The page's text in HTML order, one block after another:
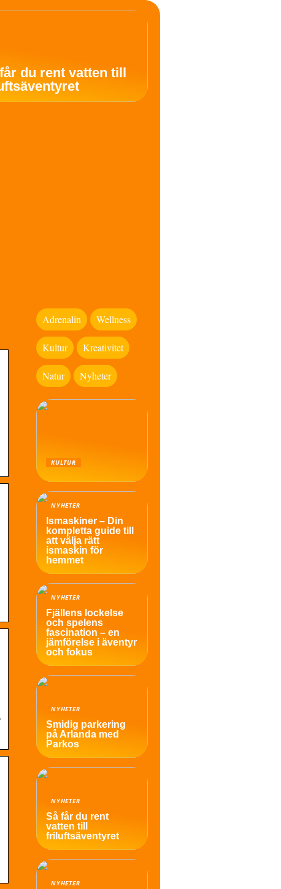
du rent vatten till
Adrenalin Wellness
Kultur Kreativitet
Natur Nyheter
KULTUR
NYHETER
Ismaskiner – Din
kompletta guide till
att välja rätt
ismaskin för
hemmet
NYHETER
Fjällens lockelse
och spelens
fascination – en
jämförelse i äventyr
och fokus
NYHETER
Smidig parkering
på Arlanda med
Parkos
NYHETER
Så får du rent
vatten till
friluftsäventyret
NYHETER